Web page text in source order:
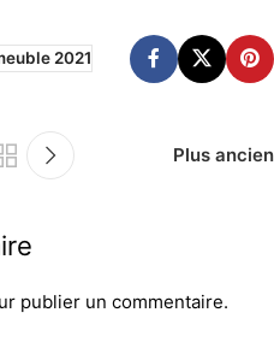
2021
Plus ancien
publier un commentaire.